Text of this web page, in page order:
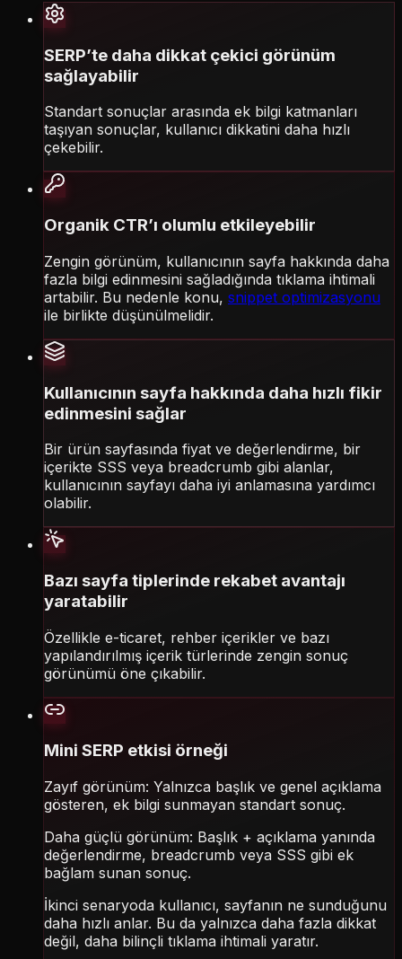
SERP’te daha dikkat çekici görünüm
sağlayabilir
Standart sonuçlar arasında ek bilgi katmanları
taşıyan sonuçlar, kullanıcı dikkatini daha hızlı
çekebilir.
Organik CTR’ı olumlu etkileyebilir
Zengin görünüm, kullanıcının sayfa hakkında daha
fazla bilgi edinmesini sağladığında tıklama ihtimali
artabilir. Bu nedenle konu, snippet optimizasyonu
ile birlikte düşünülmelidir.
Kullanıcının sayfa hakkında daha hızlı fikir
edinmesini sağlar
Bir ürün sayfasında fiyat ve değerlendirme, bir
içerikte SSS veya breadcrumb gibi alanlar,
kullanıcının sayfayı daha iyi anlamasına yardımcı
olabilir.
Bazı sayfa tiplerinde rekabet avantajı
yaratabilir
Özellikle e-ticaret, rehber içerikler ve bazı
yapılandırılmış içerik türlerinde zengin sonuç
görünümü öne çıkabilir.
Mini SERP etkisi örneği
Zayıf görünüm: Yalnızca başlık ve genel açıklama
gösteren, ek bilgi sunmayan standart sonuç.
Daha güçlü görünüm: Başlık + açıklama yanında
değerlendirme, breadcrumb veya SSS gibi ek
bağlam sunan sonuç.
İkinci senaryoda kullanıcı, sayfanın ne sunduğunu
daha hızlı anlar. Bu da yalnızca daha fazla dikkat
değil, daha bilinçli tıklama ihtimali yaratır.